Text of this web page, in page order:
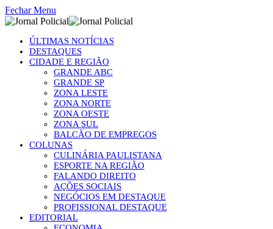
Fechar Menu
ÚLTIMAS NOTÍCIAS
DESTAQUES
CIDADE E REGIÃO
GRANDE ABC
GRANDE SP
ZONA LESTE
ZONA NORTE
ZONA OESTE
ZONA SUL
BALCÃO DE EMPREGOS
COLUNAS
CULINÁRIA PAULISTANA
ESPORTE NA REGIÃO
FALANDO DIREITO
AÇÕES SOCIAIS
NEGÓCIOS EM DESTAQUE
PROFISSIONAL DESTAQUE
EDITORIAL